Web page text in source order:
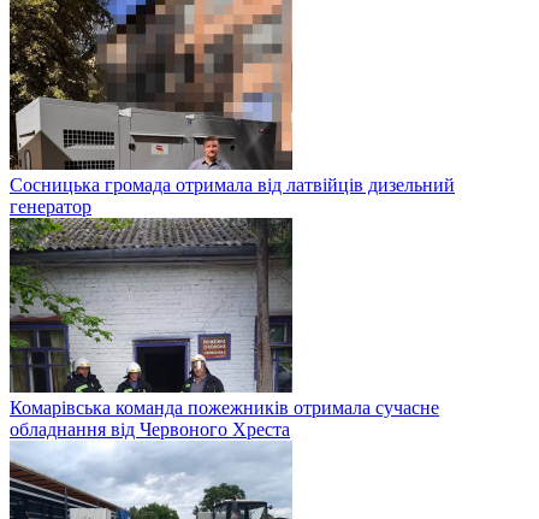
Сосницька громада отримала від латвійців дизельний
генератор
Комарівська команда пожежників отримала сучасне
обладнання від Червоного Хреста